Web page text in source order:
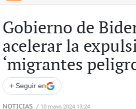
Gobierno de
acelerar la
‘migrantes
+ Seguir en
NOTICIAS / 10 mayo 2024 13:24